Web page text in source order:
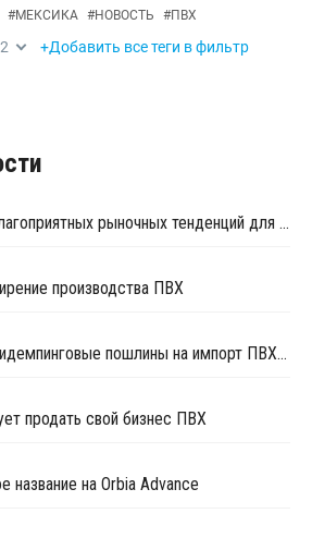
#МЕКСИКА #НОВОСТЬ #ПВХ
2 +Добавить все теги в фильтр
Orbia отметила ряд благоприятных рыночных тенденций для своего ПВХ бизнеса
производства ПВХ
Бразилия снизила антидемпинговые пошлины на импорт ПВХ из США и Мексики
продать свой бизнес ПВХ
название на Оrbia Advance